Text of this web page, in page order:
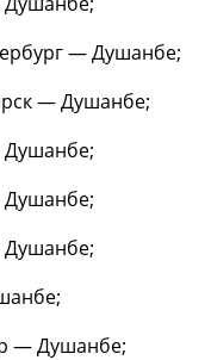
— Душанбе;
— Душанбе;
Душанбе;
Душанбе;
Душанбе;
— Душанбе;